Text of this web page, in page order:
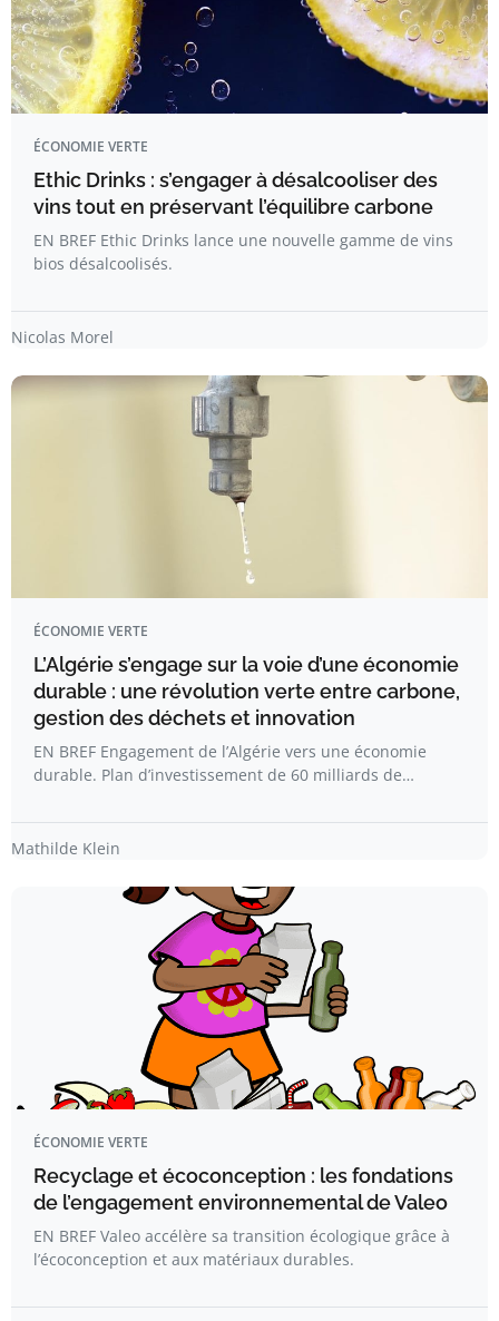
ÉCONOMIE VERTE
Ethic Drinks : s’engager à désalcooliser des
vins tout en préservant l’équilibre carbone
EN BREF Ethic Drinks lance une nouvelle gamme de vins
bios désalcoolisés.
Nicolas Morel
ÉCONOMIE VERTE
L’Algérie s’engage sur la voie d’une économie
durable : une révolution verte entre carbone,
gestion des déchets et innovation
EN BREF Engagement de l’Algérie vers une économie
durable. Plan d’investissement de 60 milliards de…
Mathilde Klein
ÉCONOMIE VERTE
Recyclage et écoconception : les fondations
de l’engagement environnemental de Valeo
EN BREF Valeo accélère sa transition écologique grâce à
l’écoconception et aux matériaux durables.